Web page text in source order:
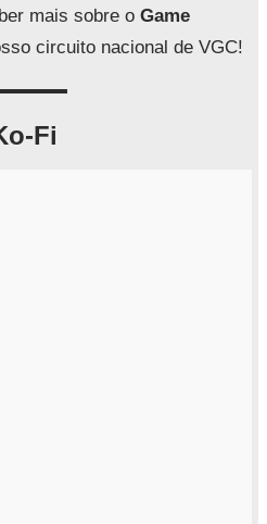
mais sobre o Game
circuito nacional de VGC!
Fi